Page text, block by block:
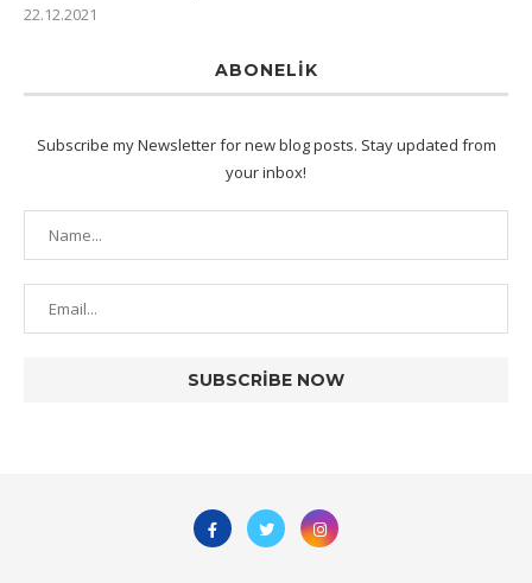
22.12.2021
ABONELIK
Subscribe my Newsletter for new blog posts. Stay updated from
your inbox!